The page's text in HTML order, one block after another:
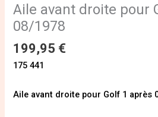
Aile avant droite pour
08/1978
199,95 €
175 441
Aile avant droite pour Golf 1 après